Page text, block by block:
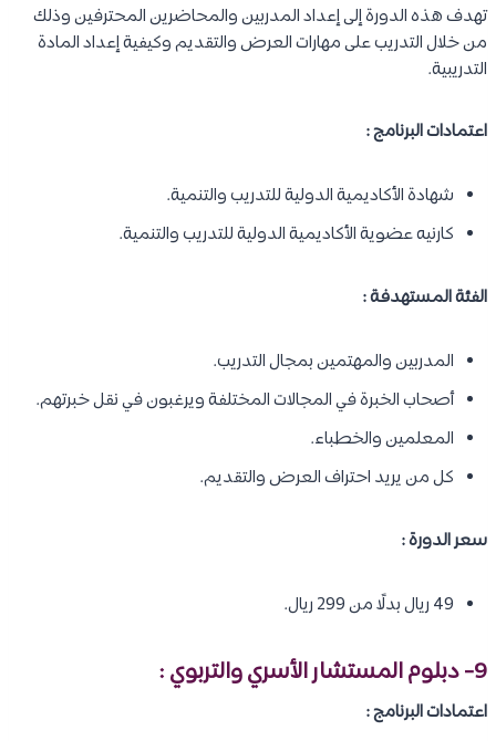
تهدف هذه الدورة إلى إعداد المدربين والمحاضرين المحترفين وذلك
من خلال التدريب على مهارات العرض والتقديم وكيفية إعداد المادة
التدريبية.
اعتمادات البرنامج :
شهادة الأكاديمية الدولية للتدريب والتنمية.
كارنيه عضوية الأكاديمية الدولية للتدريب والتنمية.
الفئة المستهدفة :
المدربين والمهتمين بمجال التدريب.
أصحاب الخبرة في المجالات المختلفة ويرغبون في نقل خبرتهم.
المعلمين والخطباء.
كل من يريد احتراف العرض والتقديم.
سعر الدورة :
49 ريال بدلًا من 299 ريال.
9- دبلوم المستشار الأسري والتربوي :
اعتمادات البرنامج :